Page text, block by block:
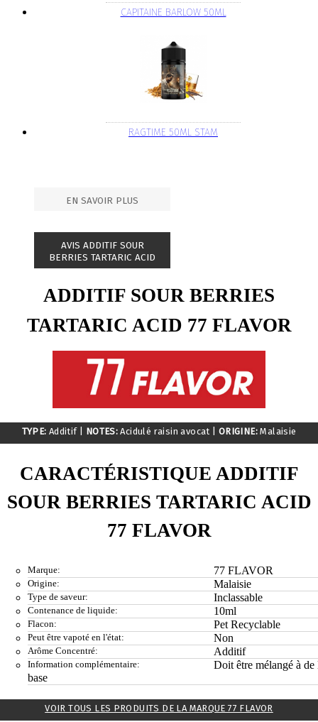
CAPITAINE BARLOW 50ML
RAGTIME 50ML STAM
EN SAVOIR PLUS
AVIS ADDITIF SOUR
BERRIES TARTARIC ACID
ADDITIF SOUR BERRIES
TARTARIC ACID 77 FLAVOR
TYPE: Additif NOTES: Acidulé raisin avocat ORIGINE:Malaisie
CARACTÉRISTIQUE ADDITIF
SOUR BERRIES TARTARIC ACID
77 FLAVOR
Marque: 77 FLAVOR
Origine: Malaisie
Type de saveur: Inclassable
Contenance de liquide: 10ml
Flacon: Pet Recyclable
Peut être vapoté en l'état: Non
Arôme Concentré: Additif
Information complémentaire:
Doit être mélangé à de
base
VOIR TOUS LES PRODUITS DE LA MARQUE 77 FLAVOR